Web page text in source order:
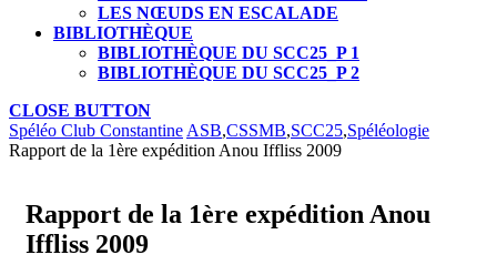
LES NŒUDS EN ESCALADE
BIBLIOTHÈQUE
BIBLIOTHÈQUE DU SCC25_P 1
BIBLIOTHÈQUE DU SCC25_P 2
CLOSE BUTTON
Spéléo Club Constantine ASB,CSSMB,SCC25,Spéléologie
Rapport de la 1ère expédition Anou Iffliss 2009
Rapport de la 1ère expédition Anou
Iffliss 2009